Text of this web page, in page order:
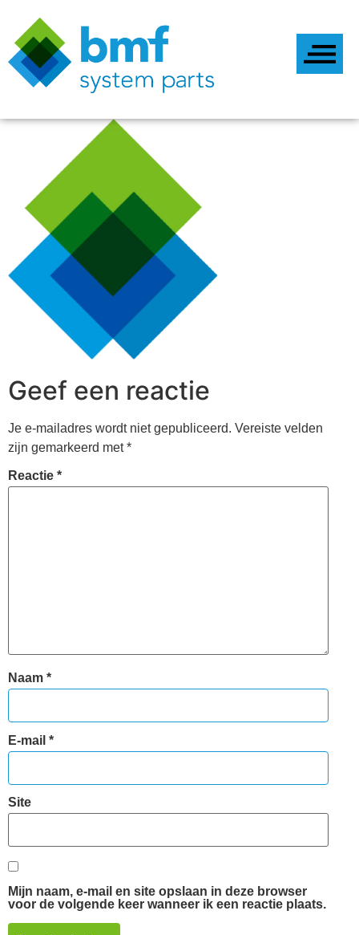
Geef een reactie
Je e-mailadres wordt niet gepubliceerd. Vereiste velden
zijn gemarkeerd met*
Reactie *
Naam *
E-mail *
Site
Mijn naam, e-mail en site opslaan in deze browser
voor de volgende keer wanneer ik een reactie plaats.